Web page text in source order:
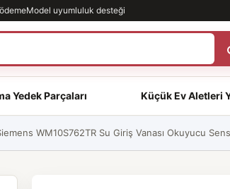
Model uyumluluk desteği
Yedek Parçaları Küçük Ev Aletleri
WM10S762TR Su Giriş Vanası Okuyucu